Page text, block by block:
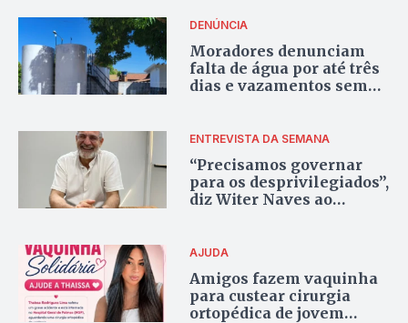
DENÚNCIA
Moradores denunciam
falta de água por até três
dias e vazamentos sem
ENTREVISTA DA SEMANA
“Precisamos governar
para os desprivilegiados”,
diz Witer Naves ao
AJUDA
Amigos fazem vaquinha
para custear cirurgia
ortopédica de jovem